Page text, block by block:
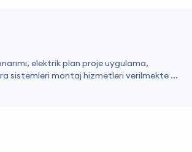
elektrik plan proje uygulama,
sistemleri montaj hizmetleri verilmekte ...